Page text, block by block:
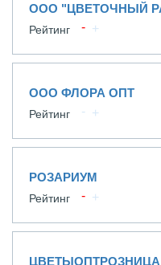
ООО "ЦВЕТОЧНЫЙ
Рейтинг
ООО ФЛОРА ОПТ
Рейтинг
РОЗАРИУМ
Рейтинг
ЦВЕТЫОПТРОЗНИЦА